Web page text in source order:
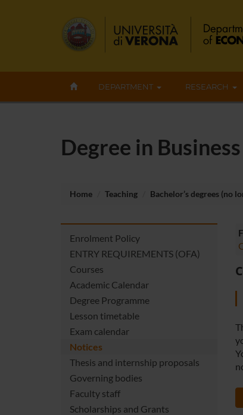
DEPARTMENT RESEARCH
Degree in
Home Teaching Bachelor’s degrees (no
Enrolment Policy
ENTRY REQUIREMENTS (OFA)
Courses
Academic Calendar
Degree Programme
Lesson timetable
Exam calendar
Notices
Thesis and internship proposals
Governing bodies
Faculty staff
Scholarships and Grants